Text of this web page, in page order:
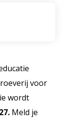
voor
wordt
Meld je